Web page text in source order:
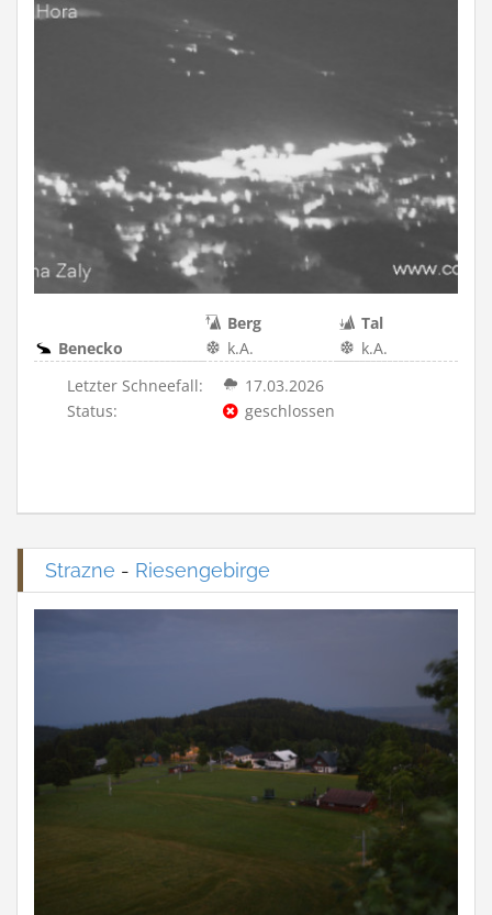
Berg
Tal
Benecko
k.A.
k.A.
Letzter Schneefall:
17.03.2026
Status:
geschlossen
Strazne - Riesengebirge